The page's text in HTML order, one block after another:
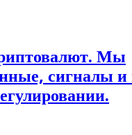
Мы
сигналы и